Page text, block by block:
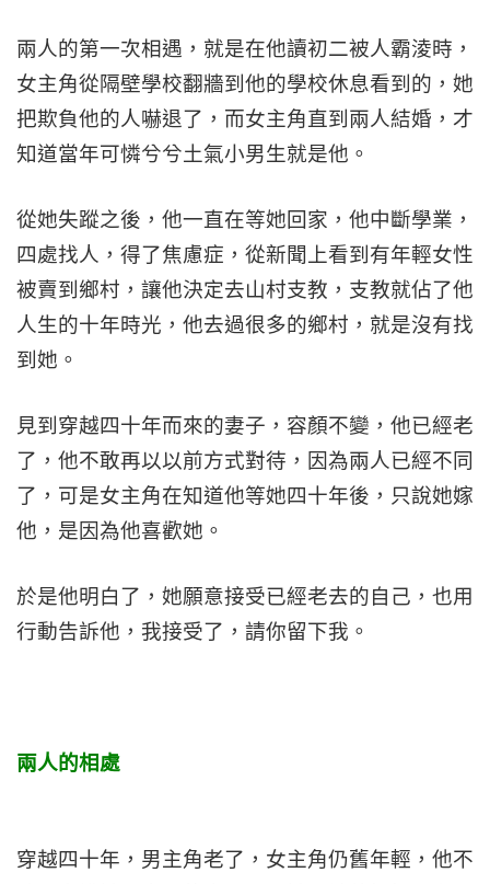
兩人的第一次相遇，就是在他讀初二被人霸淩時，
女主角從隔壁學校翻牆到他的學校休息看到的，她
把欺負他的人嚇退了，而女主角直到兩人結婚，才
知道當年可憐兮兮土氣小男生就是他。
從她失蹤之後，他一直在等她回家，他中斷學業，
四處找人，得了焦慮症，從新聞上看到有年輕女性
被賣到鄉村，讓他決定去山村支教，支教就佔了他
人生的十年時光，他去過很多的鄉村，就是沒有找
到她。
見到穿越四十年而來的妻子，容顏不變，他已經老
了，他不敢再以以前方式對待，因為兩人已經不同
了，可是女主角在知道他等她四十年後，只說她嫁
他，是因為他喜歡她。
於是他明白了，她願意接受已經老去的自己，也用
行動告訴他，我接受了，請你留下我。
兩人的相處
穿越四十年，男主角老了，女主角仍舊年輕，他不